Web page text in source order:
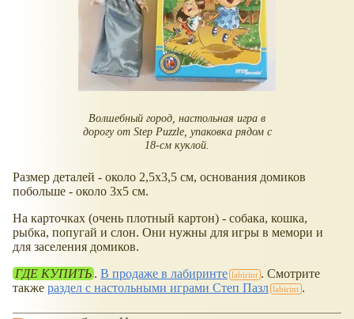
Волшебный город, настольная игра в
дорогу от Step Puzzle, упаковка рядом с
18-см куклой.
Размер деталей - около 2,5х3,5 см, основания домиков
побольше - около 3х5 см.
На карточках (очень плотный картон) - собака, кошка,
рыбка, попугай и слон. Они нужны для игры в мемори и
для заселения домиков.
ГДЕ КУПИТЬ . В продаже в лабиринте
. Смотрите
также раздел с настольными играми Степ Пазл .